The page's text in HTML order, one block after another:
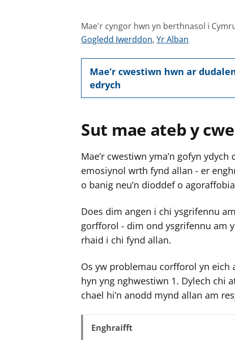
Mae'r cyngor hwn yn berthnasol i
G
y
g
o
r
r
g
y
e
r
Gogledd Iwerddon, G
l
y
g
o
r
g
y
e
r
Yr Alban
Mae’r cwestiwn hwn ar
edrych
Sut mae ateb y
Mae’r cwestiwn yma’n gofyn ydych
emosiynol wrth fynd allan - er
o banig neu’n dioddef o
Does dim angen i chi ysgrifennu
gorfforol - dim ond ysgrifennu am
rhaid i chi fynd allan.
Os yw problemau corfforol yn eich
hyn yng nghwestiwn 1. Dylech chi
chael hi’n anodd mynd allan am
Enghraifft